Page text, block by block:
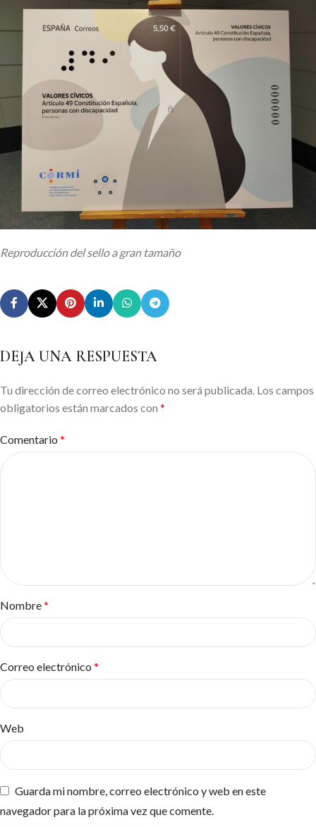
Reproducción del sello a gran tamaño
DEJA UNA RESPUESTA
Tu dirección de correo electrónico no será publicada. Los campos
obligatorios están marcados con *
Comentario *
Nombre*
Correo electrónico *
Web
Guarda mi nombre, correo electrónico y web en este
navegador para la próxima vez que comente.
Alternative: